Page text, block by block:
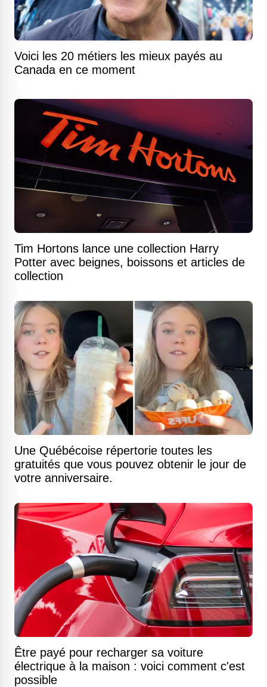
Voici les 20 métiers les mieux payés au
Canada en ce moment
Tim Hortons lance une collection Harry
Potter avec beignes, boissons et articles de
collection
Une Québécoise répertorie toutes les
gratuités que vous pouvez obtenir le jour de
votre anniversaire.
Être payé pour recharger sa voiture
électrique à la maison : voici comment c'est
possible